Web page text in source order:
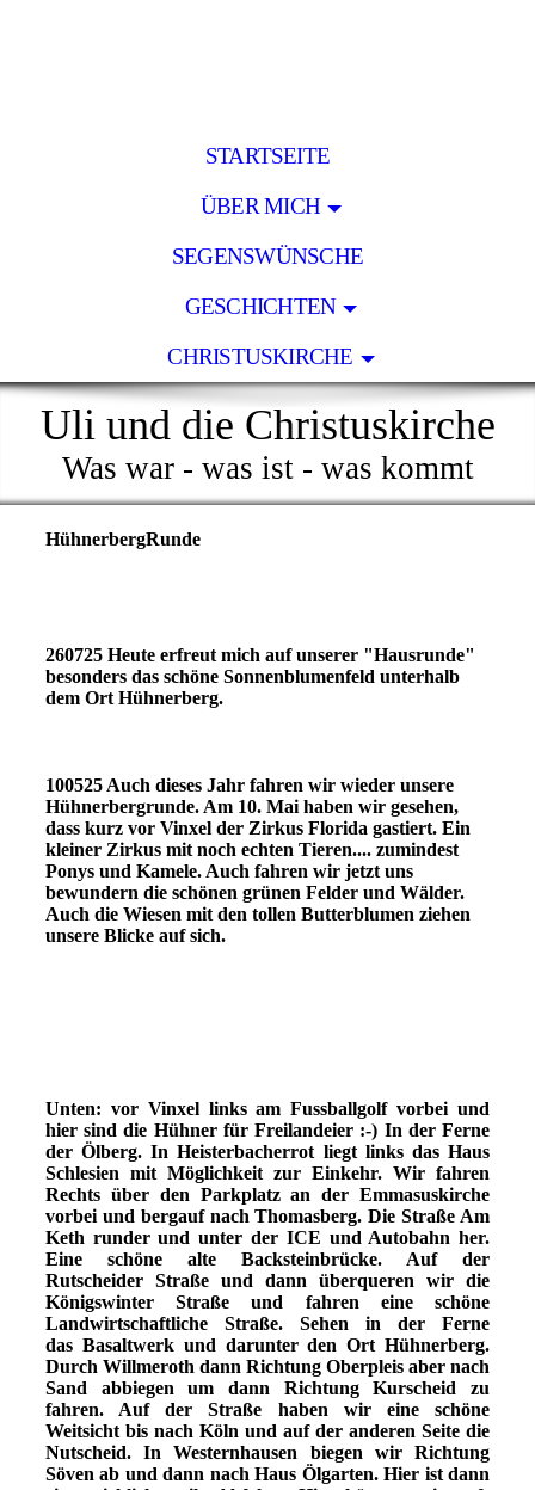
STARTSEITE
ÜBER MICH
SEGENSWÜNSCHE
GESCHICHTEN
CHRISTUSKIRCHE
Uli und die Christuskirche
Was war - was ist - was kommt
HühnerbergRunde
260725 Heute erfreut mich auf unserer "Hausrunde"
besonders das schöne Sonnenblumenfeld unterhalb
dem Ort Hühnerberg.
100525 Auch dieses Jahr fahren wir wieder unsere
Hühnerbergrunde. Am 10. Mai haben wir gesehen,
dass kurz vor Vinxel der Zirkus Florida gastiert. Ein
kleiner Zirkus mit noch echten Tieren.... zumindest
Ponys und Kamele. Auch fahren wir jetzt uns
bewundern die schönen grünen Felder und Wälder.
Auch die Wiesen mit den tollen Butterblumen ziehen
unsere Blicke auf sich.
Unten: vor Vinxel links am Fussballgolf vorbei und
hier sind die Hühner für Freilandeier :-) In der Ferne
der Ölberg. In Heisterbacherrot liegt links das Haus
Schlesien mit Möglichkeit zur Einkehr. Wir fahren
Rechts über den Parkplatz an der Emmasuskirche
vorbei und bergauf nach Thomasberg. Die Straße Am
Keth runder und unter der ICE und Autobahn her.
Eine schöne alte Backsteinbrücke. Auf der
Rutscheider Straße und dann überqueren wir die
Königswinter Straße und fahren eine schöne
Landwirtschaftliche Straße. Sehen in der Ferne
das Basaltwerk und darunter den Ort Hühnerberg.
Durch Willmeroth dann Richtung Oberpleis aber nach
Sand abbiegen um dann Richtung Kurscheid zu
fahren. Auf der Straße haben wir eine schöne
Weitsicht bis nach Köln und auf der anderen Seite die
Nutscheid. In Westernhausen biegen wir Richtung
Söven ab und dann nach Haus Ölgarten. Hier ist dann